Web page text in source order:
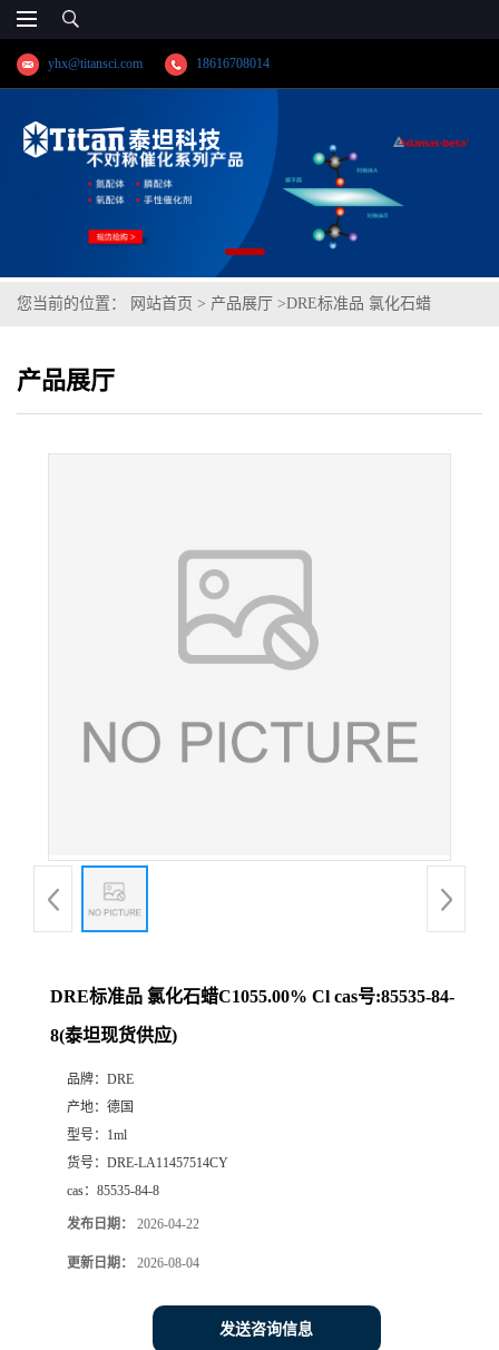
yhx@titansci.com 18616708014
您当前的位置： 网站首页 > 产品展厅 >DRE标准品 氯化石蜡
产品展厅
DRE标准品 氯化石蜡C1055.00% Cl cas号:85535-84-
8(泰坦现货供应)
品牌： DRE
产地： 德国
型号： 1ml
货号： DRE-LA11457514CY
cas： 85535-84-8
发布日期： 2026-04-22
更新日期： 2026-08-04
发送咨询信息